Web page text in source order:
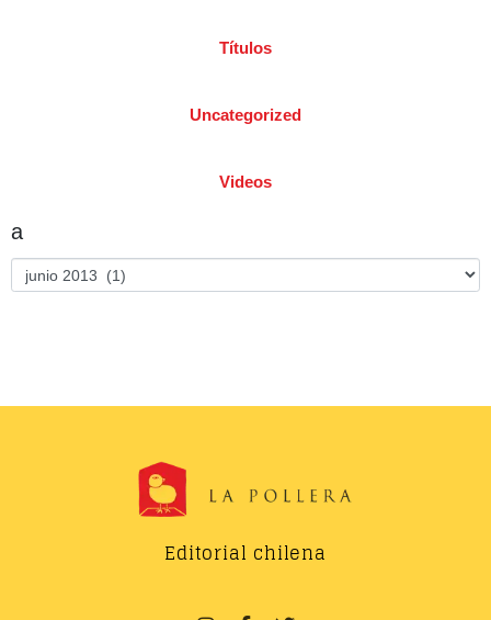
Títulos
Uncategorized
Videos
a
Editorial chilena